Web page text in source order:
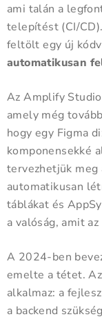
ami talán a
telepítést (CI/
feltölt egy új
automatikusan
Az Amplify
amely még
hogy egy Figma
komponensekké
tervezhetjük meg
automatikusan
táblákat és
a valóság, amit
A 2024-ben
emelte a tétet.
alkalmaz: a
a backend